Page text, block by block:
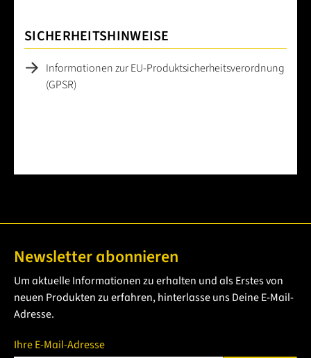
SICHERHEITSHINWEISE
Informationen zur EU-Produktsicherheitsverordnung
(GPSR)
Newsletter abonnieren
Um aktuelle Informationen zu erhalten und als Erstes von
neuen Produkten zu erfahren, hinterlasse uns Deine E-Mail-
Adresse.
Ihre E-Mail-Adresse